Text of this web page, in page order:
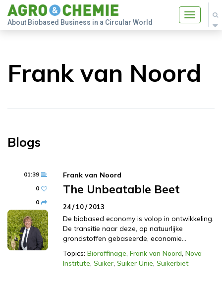
Toggle
About Biobased Business in a Circular World
Frank van Noord
Blogs
01:39
0
0
Frank van Noord
The Unbeatable Beet
24 / 10 / 2013
De biobased economy is volop in ontwikkeling.
De transitie naar deze, op natuurlijke
grondstoffen gebaseerde, economie…
Topics: Bioraffinage, Frank van Noord, Nova
Institute, Suiker, Suiker Unie, Suikerbiet